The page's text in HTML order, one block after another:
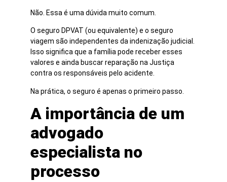
Não. Essa é uma dúvida muito comum.
O seguro DPVAT (ou equivalente) e o seguro
viagem são independentes da indenização judicial.
Isso significa que a família pode receber esses
valores e ainda buscar reparação na Justiça
contra os responsáveis pelo acidente.
Na prática, o seguro é apenas o primeiro passo.
A importância de um
advogado
especialista no
processo